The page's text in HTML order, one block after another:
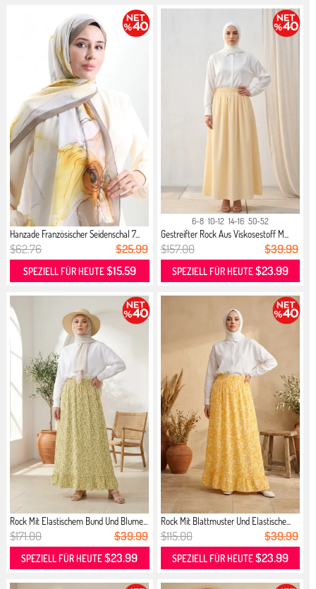
Hanzade Französischer Seidenschal 7...
$62.76 $25.99
SPEZIELL FÜR HEUTE$15.59
6-8 10-12 14-16 50-52
Gestreifter Rock Aus Viskosestoff M...
$157.00 $39.99
SPEZIELL FÜR HEUTE$23.99
Rock Mit Elastischem Bund Und Blume...
$171.00 $39.99
SPEZIELL FÜR HEUTE$23.99
Rock Mit Blattmuster Und Elastische...
$115.00 $39.99
SPEZIELL FÜR HEUTE$23.99